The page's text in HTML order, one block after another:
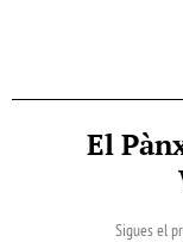
El
Sigues el